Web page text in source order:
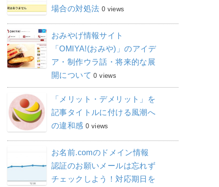
場合の対処法 0 views
おみやげ情報サイト
「OMIYA!(おみや)」のアイデ
ア・制作ウラ話・将来的な展
開について 0 views
「メリット・デメリット」を
記事タイトルに付ける風潮へ
の違和感 0 views
お名前.comのドメイン情報
認証のお願いメールは忘れず
チェックしよう！対応期日を